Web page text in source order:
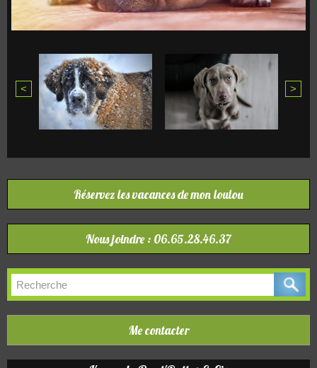
< >
Réservez les vacances de mon loulou
Nous joindre : 06.65.28.46.37
Me contacter